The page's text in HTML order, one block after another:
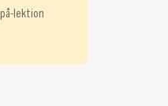
lektion